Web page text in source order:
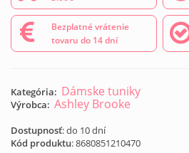
Bezplatné vrátenie
tovaru do 14 dní
Kategória: Dámske tuniky
Výrobca: Ashley Brooke
Dostupnosť: do 10 dní
Kód produktu:8680851210470